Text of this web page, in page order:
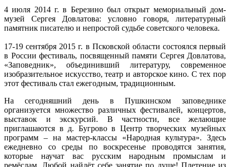
4 июля 2014 г. в Березино был открыт мемориальный дом-
музей Сергея Довлатова: условно говоря, литературный
памятник писателю и непростой судьбе советского человека.
17-19 сентября 2015 г. в Псковской области состоялся первый
в России фестиваль, посвященный памяти Сергея Довлатова,
«Заповедник», объединивший литературу, современное
изобразительное искусство, театр и авторское кино. С тех пор
этот фестиваль стал ежегодным, традиционным.
На сегодняшний день в Пушкинском заповеднике
организуется множество различных фестивалей, концертов,
выставок и экскурсий. В частности, все желающие
приглашаются в д. Бугровов Центр творческих музейных
программ – на мастер-классы «Народная культура». Здесь
ежедневно со среды по воскресенье проводятся занятия,
которые научат вас русским народным промыслам и